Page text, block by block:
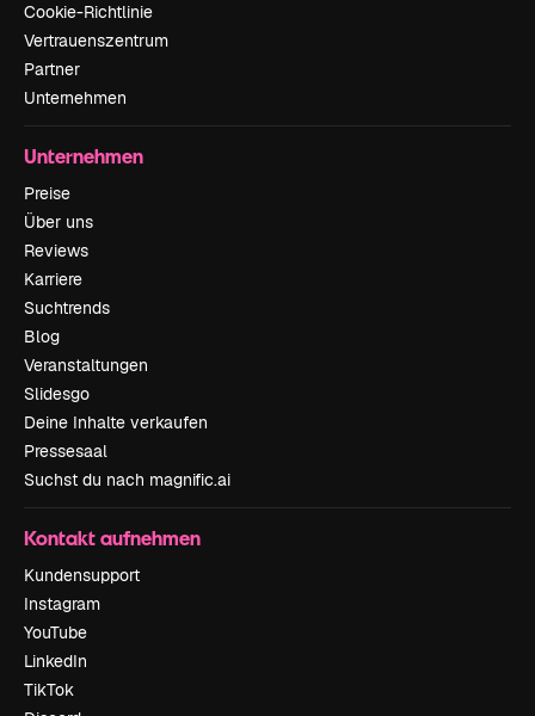
Cookie-Richtlinie
Vertrauenszentrum
Partner
Unternehmen
Unternehmen
Preise
Über uns
Reviews
Karriere
Suchtrends
Blog
Veranstaltungen
Slidesgo
Deine Inhalte verkaufen
Pressesaal
Suchst du nach magnific.ai
Kontakt aufnehmen
Kundensupport
Instagram
YouTube
LinkedIn
TikTok